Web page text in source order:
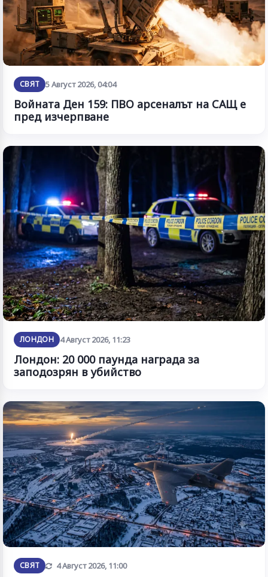
СВЯТ 5 Август 2026, 04:04
Войната Ден 159: ПВО арсеналът на САЩ е
пред изчерпване
ЛОНДОН 4 Август 2026, 11:23
Лондон: 20 000 паунда награда за
заподозрян в убийство
СВЯТ Обновена
4 Август 2026, 11:00